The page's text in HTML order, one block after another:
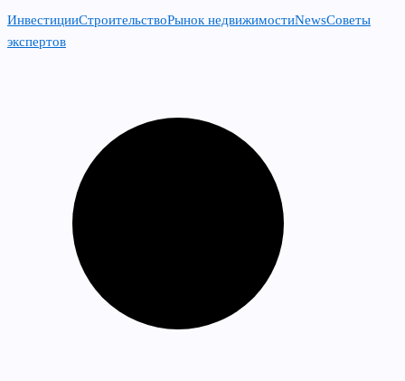
ИнвестицииСтроительствоРынок недвижимостиNewsСоветы
экспертов